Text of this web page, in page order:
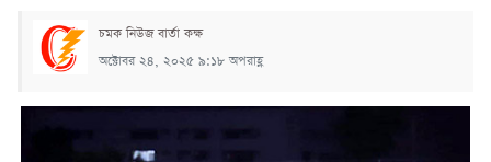
চমক নিউজ বার্তা কক্ষ
অক্টোবর ২৪, ২০২৫ ৯:১৮ অপরাহ্ণ